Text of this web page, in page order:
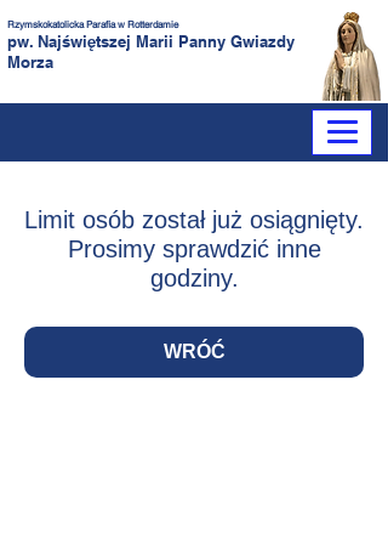
Rzymskokatolicka Parafiaw Rotterdamie
pw. Najświętszej Marii Panny Gwiazdy
Morza
Limit osób został już osiągnięty.
Prosimy sprawdzić inne
godziny.
WRÓĆ